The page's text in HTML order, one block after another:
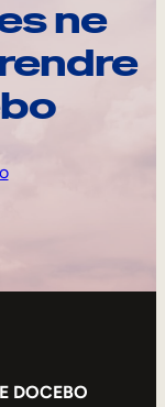
ne
DOCEBO